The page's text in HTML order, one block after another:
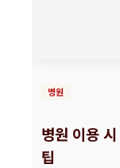
병원
병원 이용
팁